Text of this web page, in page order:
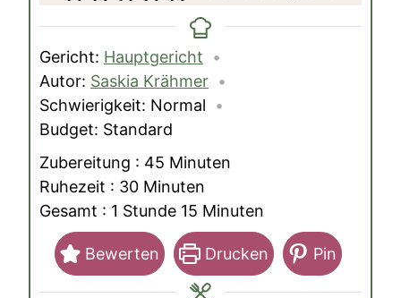
Gericht: Hauptgericht
Autor: Saskia Krähmer
Schwierigkeit: Normal
Budget: Standard
Zubereitung : 45 Minuten
Minuten
Ruhezeit : 30Minuten
Minuten
Gesamt : 1 Stunde
Stunde 15 Minuten
Minuten
Bewerten Drucken Pin